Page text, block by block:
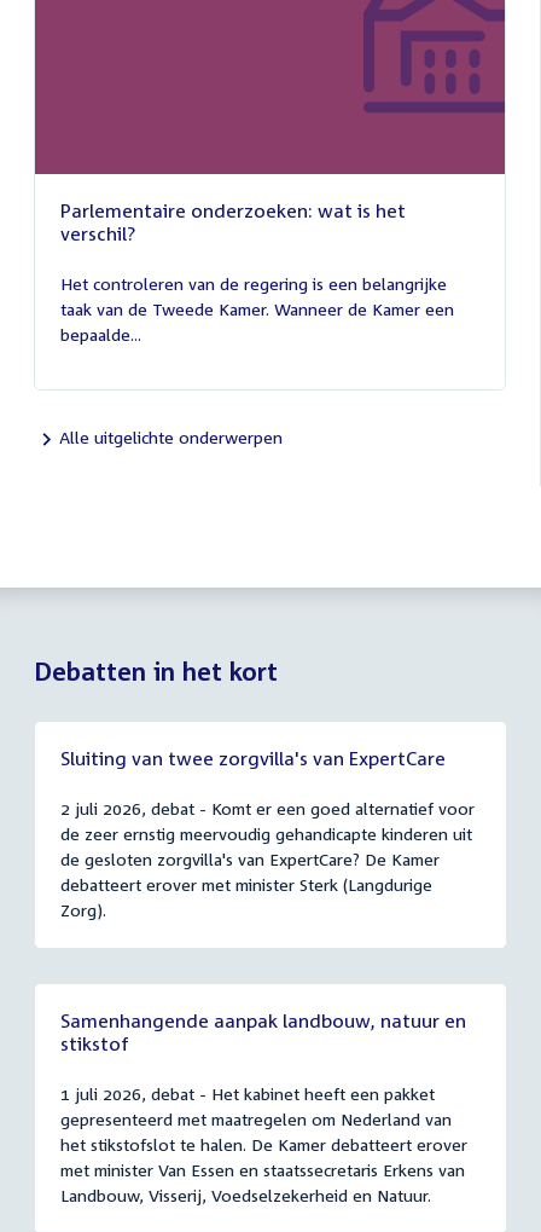
Parlementaire onderzoeken: wat is het
verschil?
juli
2026
Het controleren van de regering is een belangrijke
taak van de Tweede Kamer. Wanneer de Kamer een
bepaalde...
Alle uitgelichte onderwerpen
Debatten in het kort
Sluiting van twee zorgvilla's van ExpertCare
2 juli 2026, debat - Komt er een goed alternatief voor
de zeer ernstig meervoudig gehandicapte kinderen uit
de gesloten zorgvilla's van ExpertCare? De Kamer
debatteert erover met minister Sterk (Langdurige
Zorg).
Samenhangende aanpak landbouw, natuur en
stikstof
1 juli 2026, debat - Het kabinet heeft een pakket
gepresenteerd met maatregelen om Nederland van
het stikstofslot te halen. De Kamer debatteert erover
met minister Van Essen en staatssecretaris Erkens van
Landbouw, Visserij, Voedselzekerheid en Natuur.